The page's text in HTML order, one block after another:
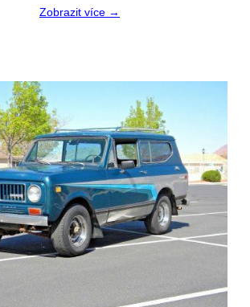
Zobrazit více →